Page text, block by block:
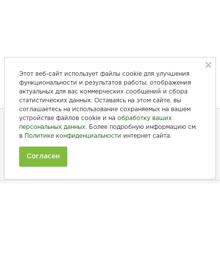
+7 (846) 275-20-10
Этот веб-сайт использует файлы cookie для улучшения
функциональности и результатов работы, отображения
актуальных для вас коммерческих сообщений и сбора
статистических данных. Оставаясь на этом сайте, вы
соглашаетесь на использование сохраняемых на вашем
устройстве файлов cookie и на обработку ваших
персональных данных. Более подробную информацию см.
в
Политике конфиденциальности интернет сайта.
Согласен